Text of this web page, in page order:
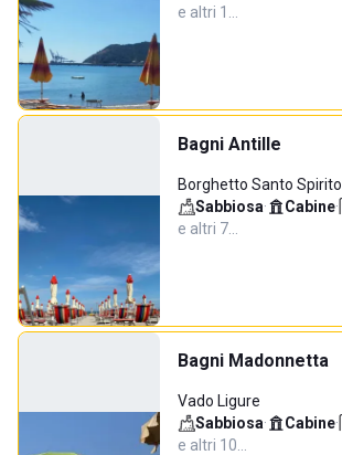
e altri 1…
Bagni Antille
Borghetto Santo Spirito
Sabbiosa· Cabine·
e altri 7…
Bagni Madonnetta
Vado Ligure
Sabbiosa· Cabine·
e altri 10…